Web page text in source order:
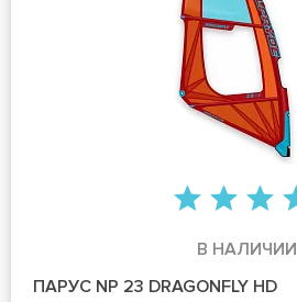
В НАЛИЧИИ
ПАРУС NP 23 DRAGONFLY HD